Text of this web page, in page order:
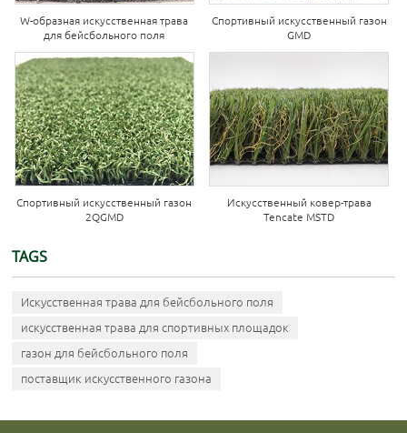
W-образная искусственная трава
для бейсбольного поля
Спортивный искусственный газон
GMD
Спортивный искусственный газон
2QGMD
Искусственный ковер-трава
Tencate MSTD
TAGS
Искусственная трава для бейсбольного поля
искусственная трава для спортивных площадок
газон для бейсбольного поля
поставщик искусственного газона